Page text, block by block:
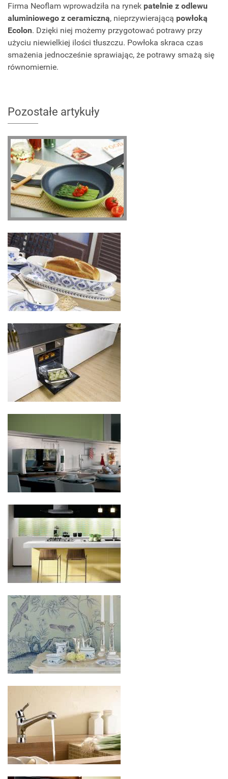
Firma Neoflam wprowadziła na rynek patelnie z odlewu
aluminiowego z ceramiczną, nieprzywierającą powłoką
Ecolon. Dzięki niej możemy przygotować potrawy przy
użyciu niewielkiej ilości tłuszczu. Powłoka skraca czas
smażenia jednocześnie sprawiając, że potrawy smażą się
równomiernie.
Pozostałe artykuły